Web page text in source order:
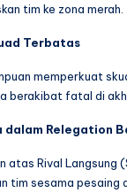
tim ke zona merah.
Terbatas
memperkuat
berakibat fatal di
dalam Relegation
atas Rival Langsung
tim sesama pesaing